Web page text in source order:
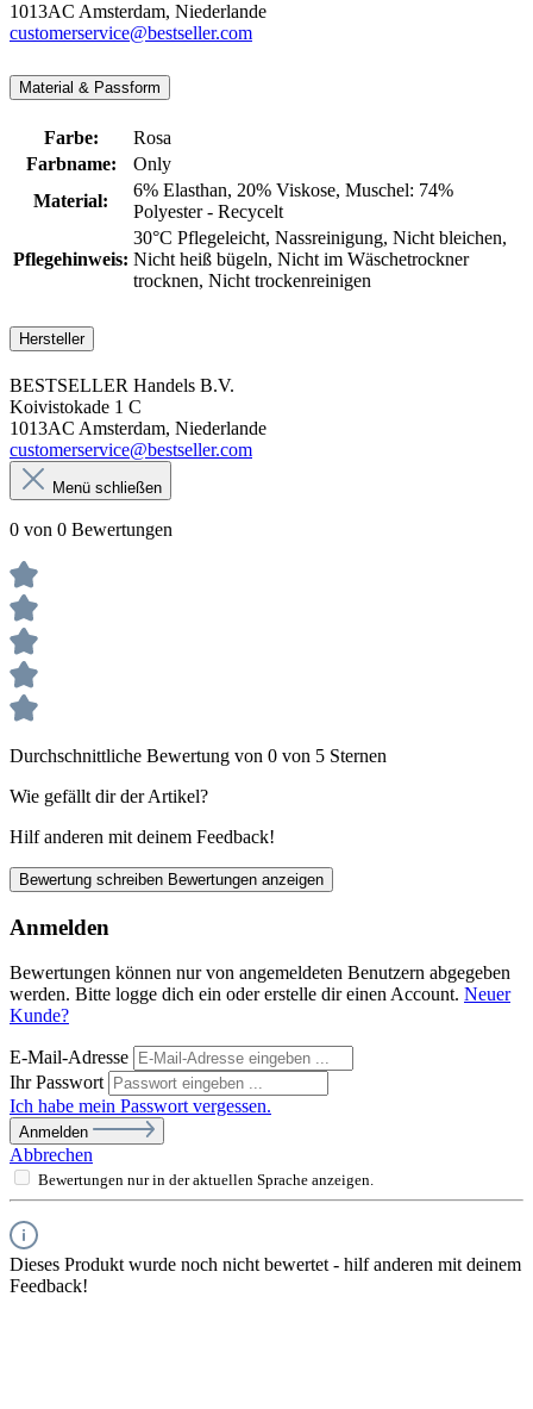
1013AC Amsterdam, Niederlande
customerservice@bestseller.com
Material & Passform
Farbe:
Rosa
Farbname:
Only
Material:
6% Elasthan, 20% Viskose, Muschel: 74%
Polyester - Recycelt
Pflegehinweis:
30°C Pflegeleicht, Nassreinigung, Nicht bleichen,
Nicht heiß bügeln, Nicht im Wäschetrockner
trocknen, Nicht trockenreinigen
Hersteller
BESTSELLER Handels B.V.
Koivistokade 1 C
1013AC Amsterdam, Niederlande
customerservice@bestseller.com
Menü schließen
0 von 0 Bewertungen
Durchschnittliche Bewertung von 0 von 5 Sternen
Wie gefällt dir der Artikel?
Hilf anderen mit deinem Feedback!
Bewertung schreiben Bewertungen anzeigen
Anmelden
Bewertungen können nur von angemeldeten Benutzern abgegeben
werden. Bitte logge dich ein oder erstelle dir einen Account. Neuer
Kunde?
E-Mail-Adresse
Ihr Passwort
Ich habe mein Passwort vergessen.
Anmelden
Abbrechen
Bewertungen nur in der aktuellen Sprache anzeigen.
Dieses Produkt wurde noch nicht bewertet - hilf anderen mit deinem
Feedback!